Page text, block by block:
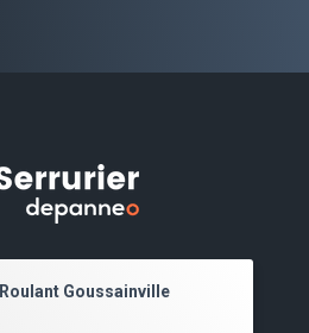
Goussainville